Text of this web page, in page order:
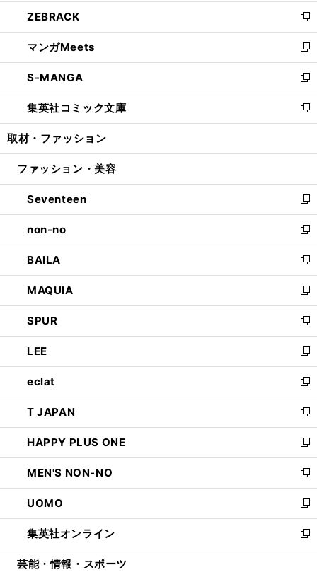
く
で
開
く
ン
ド
ウ
で
開
く
ウ
ィ
ン
ド
ウ
で
開
く
し
い
ウ
ィ
ン
ド
ウ
で
開
ZEBRACK
新
し
い
ウ
ィ
ン
ド
ウ
開
マンガMeets
新
し
い
ウ
ィ
ン
ウ
開
く
S-MANGA
新
し
い
ウ
ン
ウ
で
開
く
集英社コミック文庫
新
し
ウ
ン
ド
ウ
で
開
く
取材・ファッション
ファッション・美容
Seventeen
新
し
い
ウ
ィ
ン
ド
ウ
で
開
く
non-no
新
し
い
ウ
ィ
ン
ド
ウ
で
開
く
BAILA
新
し
い
ウ
ィ
ン
ド
ウ
で
開
く
MAQUIA
新
し
い
ウ
ィ
ン
ド
ウ
で
開
く
SPUR
新
し
い
ウ
ィ
ン
ド
ウ
で
開
く
LEE
新
し
い
ウ
ィ
ン
ド
ウ
で
開
く
eclat
新
し
い
ウ
ィ
ン
ド
ウ
で
開
く
T JAPAN
新
し
い
ウ
ィ
ン
ド
ウ
で
開
HAPPY PLUS ONE
新
し
い
ウ
ィ
ン
ド
ウ
MEN'S NON-NO
新
し
い
ウ
ィ
ン
UOMO
新
し
い
ウ
集英社オンライン
新
し
芸能・情報・スポーツ